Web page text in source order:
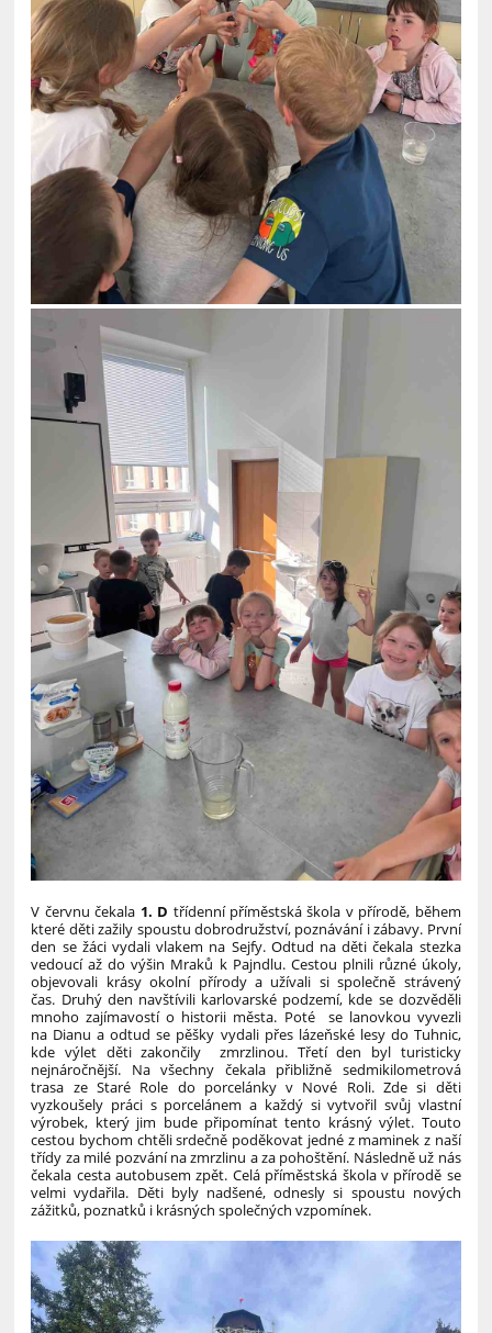
V červnu čekala 1. D třídenní příměstská škola v přírodě, během
které děti zažily spoustu dobrodružství, poznávání i zábavy. První
den se žáci vydali vlakem na Sejfy. Odtud na děti čekala stezka
vedoucí až do výšin Mraků k Pajndlu. Cestou plnili různé úkoly,
objevovali krásy okolní přírody a užívali si společně strávený
čas. Druhý den navštívili karlovarské podzemí, kde se dozvěděli
mnoho zajímavostí o historii města. Poté se lanovkou vyvezli
na Dianu a odtud se pěšky vydali přes lázeňské lesy do Tuhnic,
kde výlet děti zakončily zmrzlinou. Třetí den byl turisticky
nejnáročnější. Na všechny čekala přibližně sedmikilometrová
trasa ze Staré Role do porcelánky v Nové Roli. Zde si děti
vyzkoušely práci s porcelánem a každý si vytvořil svůj vlastní
výrobek, který jim bude připomínat tento krásný výlet. Touto
cestou bychom chtěli srdečně poděkovat jedné z maminek z naší
třídy za milé pozvání na zmrzlinu a za pohoštění. Následně už nás
čekala cesta autobusem zpět. Celá příměstská škola v přírodě se
velmi vydařila. Děti byly nadšené, odnesly si spoustu nových
zážitků, poznatků i krásných společných vzpomínek.